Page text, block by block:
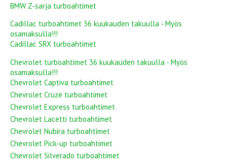
BMW Z-sarja turboahtimet
Cadillac turboahtimet 36 kuukauden takuulla - Myös
osamaksulla!!!
Cadillac SRX turboahtimet
Chevrolet turboahtimet 36 kuukauden takuulla - Myös
osamaksulla!!!
Chevrolet Captiva turboahtimet
Chevrolet Cruze turboahtimet
Chevrolet Express turboahtimet
Chevrolet Lacetti turboahtimet
Chevrolet Nubira turboahtimet
Chevrolet Pick-up turboahtimet
Chevrolet Silverado turboahtimet